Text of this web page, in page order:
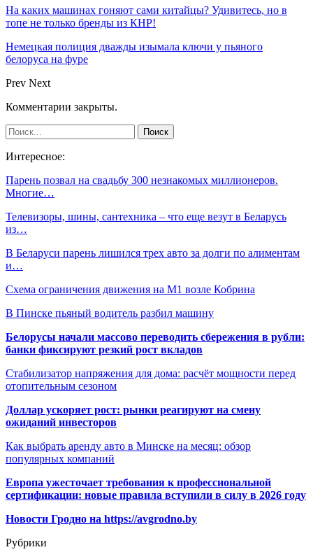
На каких машинах гоняют сами китайцы? Удивитесь, но в
топе не только бренды из КНР!
Немецкая полиция дважды изымала ключи у пьяного
белоруса на фуре
Prev Next
Комментарии закрыты.
Интересное:
Парень позвал на свадьбу 300 незнакомых миллионеров.
Многие…
Телевизоры, шины, сантехника – что еще везут в Беларусь
из…
В Беларуси парень лишился трех авто за долги по алиментам
и…
Схема ограничения движения на М1 возле Кобрина
В Пинске пьяный водитель разбил машину
Белорусы начали массово переводить сбережения в рубли:
банки фиксируют резкий рост вкладов
Стабилизатор напряжения для дома: расчёт мощности перед
отопительным сезоном
Доллар ускоряет рост: рынки реагируют на смену
ожиданий инвесторов
Как выбрать аренду авто в Минске на месяц: обзор
популярных компаний
Европа ужесточает требования к профессиональной
сертификации: новые правила вступили в силу в 2026 году
Новости Гродно на https://avgrodno.by
Рубрики